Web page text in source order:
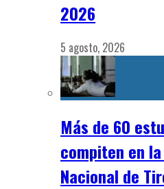
2026
5 agosto, 2026
Más de 60
compiten en
Nacional de